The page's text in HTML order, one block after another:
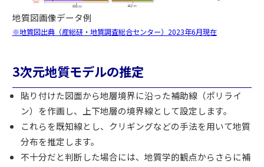
地質図画像データ例
※地質図出典（産総研・地質調査総合センター）2023年6月現在
3次元地質モデルの推定
貼り付けた図面から地層境界に沿った補助線（ポリライ
ン）を作画し、上下地層の境界線として設定します。
これらを既知線とし、クリギングなどの手法を用いて地質
分布を推定します。
不十分だと判断した場合には、地質学的観点からさらに補